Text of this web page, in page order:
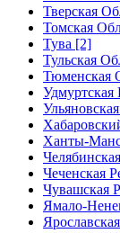
Тверская
Томская
Тува [2]
Тульская
Тюменская
Удмуртская
Ханты-
Чеченская
Чувашская
Ямало-